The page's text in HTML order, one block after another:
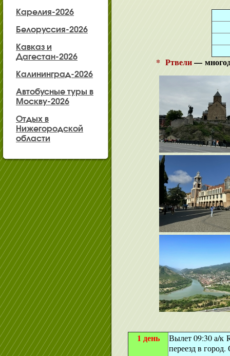
Карелия-2026
Белоруссия-2026
Кавказ и
Дагестан-2026
Калининград-2026
Автобусные туры в
Москву-2026
Отдых в
Нижегородской
области
* Ртвели—
1 день
Вылет 09:30 а/к
переезд в